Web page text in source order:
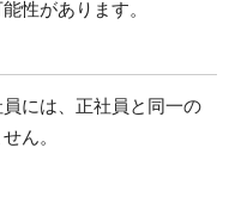
性があります。
には、正社員と同一の
ん。